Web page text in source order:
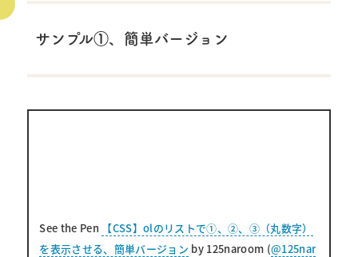
サンプル①、簡単バージョン
See the Pen
【CSS】olのリストで①、②、③（丸数字）
を表示させる、簡単バージョン by 125naroom (@125nar